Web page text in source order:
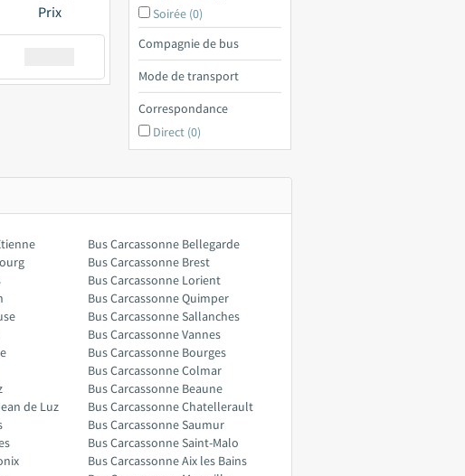
Prix
Soirée (0)
Compagnie de bus
Mode de transport
Correspondance
Direct (0)
de Luz
Bus Carcassonne Bellegarde
Bus Carcassonne Brest
Bus Carcassonne Lorient
Bus Carcassonne Quimper
Bus Carcassonne Sallanches
Bus Carcassonne Vannes
Bus Carcassonne Bourges
Bus Carcassonne Colmar
Bus Carcassonne Beaune
Bus Carcassonne Chatellerault
Bus Carcassonne Saumur
Bus Carcassonne Saint-Malo
Bus Carcassonne Aix les Bains